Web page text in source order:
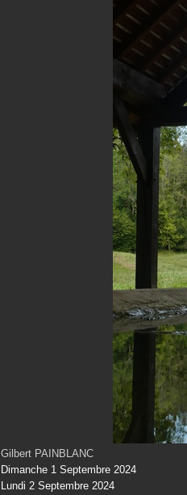
Gilbert PAINBLANC
Dimanche 1 Septembre 2024
Lundi 2 Septembre 2024